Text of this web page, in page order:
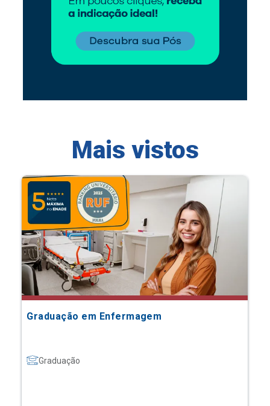
Mais vistos
Graduação em Enfermagem
Graduação